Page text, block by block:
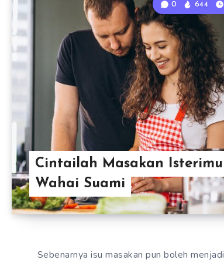
Cintailah Masakan Isterimu
Wahai Suami
0 644
Sebenarnya isu masakan pun boleh menjadi